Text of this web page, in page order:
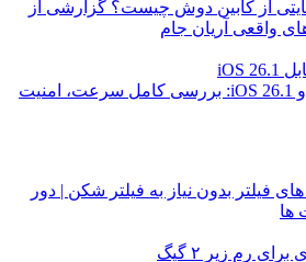
از کابین دوش چیست؟ گزارشی از
واقعی آریان جام
مقایسه اندروید 16 و iOS 26.1: بررسی کامل سرعت، امنیت
فیلتر بدون نیاز به فیلتر شکن | دور
ها